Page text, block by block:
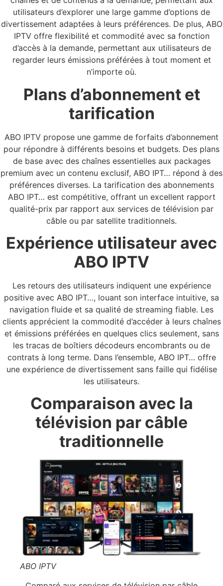
utilisateurs d’explorer une large gamme d’options de
divertissement adaptées à leurs préférences. De plus, ABO
IPTV offre flexibilité et commodité avec sa fonction
d’accès à la demande, permettant aux utilisateurs de
regarder leurs émissions préférées à tout moment et
n’importe où.
Plans d’abonnement et
tarification
ABO IPTV propose une gamme de forfaits d’abonnement
pour répondre à différents besoins et budgets. Des plans
de base avec des chaînes essentielles aux packages
premium avec un contenu exclusif, ABO IPT… répond à des
préférences diverses. La tarification des abonnements
ABO IPT… est compétitive, offrant un excellent rapport
qualité-prix par rapport aux services de télévision par
câble ou par satellite traditionnels.
Expérience utilisateur avec
ABO IPTV
Les retours des utilisateurs indiquent une expérience
positive avec ABO IPT…, louant son interface intuitive, sa
navigation fluide et sa qualité de streaming fiable. Les
clients apprécient la commodité d’accéder à leurs chaînes
et émissions préférées en quelques clics seulement, sans
les tracas de boîtiers décodeurs encombrants ou de
contrats à long terme. Dans l’ensemble, ABO IPT… offre
une expérience de divertissement sans faille qui fidélise
les utilisateurs.
Comparaison avec la
télévision par câble
traditionnelle
ABO IPTV